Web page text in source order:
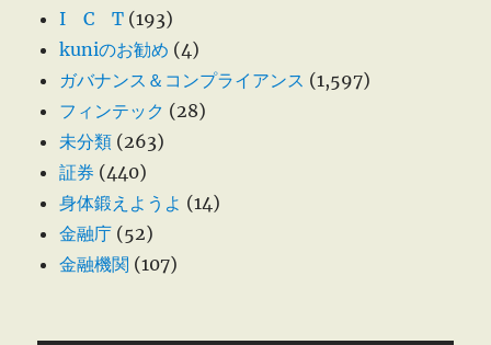
I C T (193)
kuniのお勧め (4)
ガバナンス＆コンプライアンス (1,597)
フィンテック (28)
未分類 (263)
証券 (440)
身体鍛えようよ (14)
金融庁 (52)
金融機関 (107)